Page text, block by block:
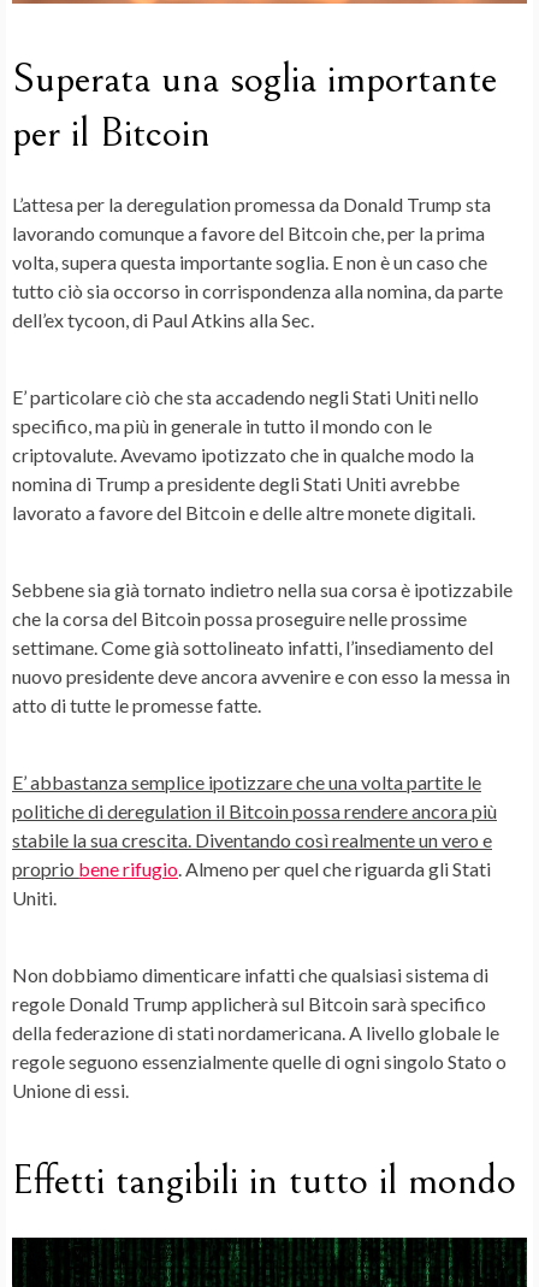
Superata una soglia importante
per il Bitcoin
L’attesa per la deregulation promessa da Donald Trump sta
lavorando comunque a favore del Bitcoin che, per la prima
volta, supera questa importante soglia. E non è un caso che
tutto ciò sia occorso in corrispondenza alla nomina, da parte
dell’ex tycoon, di Paul Atkins alla Sec.
E’ particolare ciò che sta accadendo negli Stati Uniti nello
specifico, ma più in generale in tutto il mondo con le
criptovalute. Avevamo ipotizzato che in qualche modo la
nomina di Trump a presidente degli Stati Uniti avrebbe
lavorato a favore del Bitcoin e delle altremonete digitali.
Sebbene sia già tornato indietro nella sua corsa è ipotizzabile
che lacorsa del Bitcoinpossa proseguire nelle prossime
settimane. Come già sottolineato infatti, l’insediamento del
nuovo presidente deve ancora avvenire e con esso la messa in
atto di tutte le promesse fatte.
E’ abbastanza semplice ipotizzare che una volta partite le
politiche dideregulation il Bitcoin possa rendere ancora più
stabile la sua crescita. Diventando così realmente un vero e
proprio bene rifugio. Almeno per quel che riguarda gli Stati
Uniti.
Non dobbiamo dimenticare infatti che qualsiasi sistema di
regole Donald Trump applicherà sul Bitcoin sarà specifico
della federazione di stati nordamericana. A livello globale le
regole seguono essenzialmente quelle di ogni singolo Stato o
Unione di essi.
Effetti tangibili in tutto il mondo